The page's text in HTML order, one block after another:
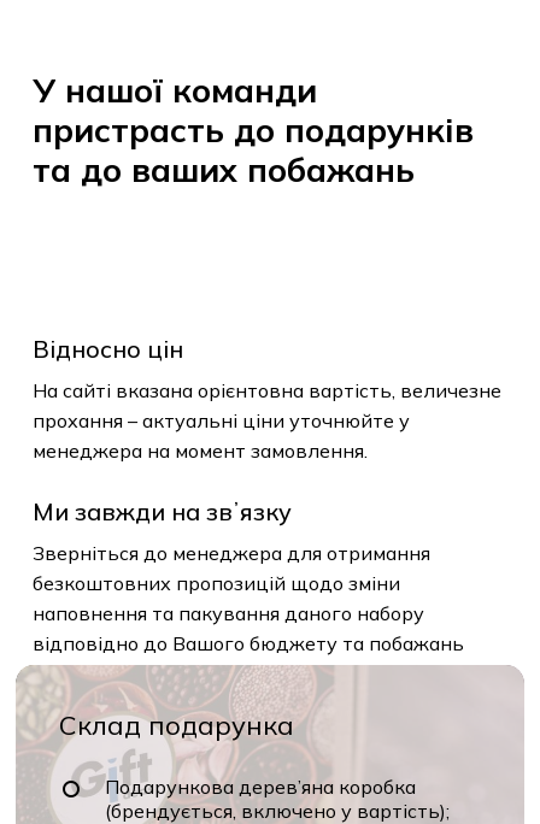
У нашої команди
пристрасть до подарунків
та до ваших побажань
Відносно цін
На сайті вказана орієнтовна вартість, величезне
прохання – актуальні ціни уточнюйте у
менеджера на момент замовлення.
Ми завжди на звʼязку
Зверніться до менеджера для отримання
безкоштовних пропозицій щодо зміни
наповнення та пакування даного набору
відповідно до Вашого бюджету та побажань
Склад подарунка
Подарункова дерев’яна коробка
(брендується, включено у вартість);